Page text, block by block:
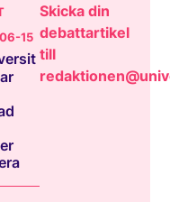
15
Skicka din
debattartikel
till